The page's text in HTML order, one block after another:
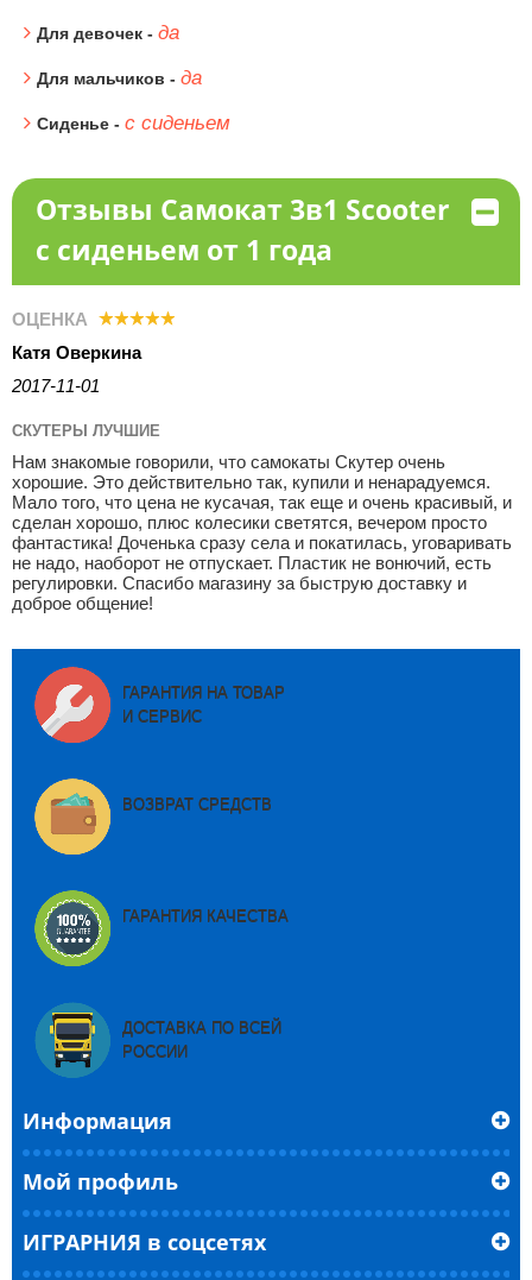
Для девочек - да
Для мальчиков - да
Сиденье - с сиденьем
Отзывы Самокат 3в1 Scooter
с сиденьем от 1 года
ОЦЕНКА
Катя Оверкина
2017-11-01
СКУТЕРЫ ЛУЧШИЕ
Нам знакомые говорили, что самокаты Скутер очень
хорошие. Это действительно так, купили и ненарадуемся.
Мало того, что цена не кусачая, так еще и очень красивый, и
сделан хорошо, плюс колесики светятся, вечером просто
фантастика! Доченька сразу села и покатилась, уговаривать
не надо, наоборот не отпускает. Пластик не вонючий, есть
регулировки. Спасибо магазину за быструю доставку и
доброе общение!
ГАРАНТИЯ НА ТОВАР
И СЕРВИС
ВОЗВРАТ СРЕДСТВ
ГАРАНТИЯ КАЧЕСТВА
ДОСТАВКА ПО ВСЕЙ
РОССИИ
Информация
Мой профиль
ИГРАРНИЯ в соцсетях